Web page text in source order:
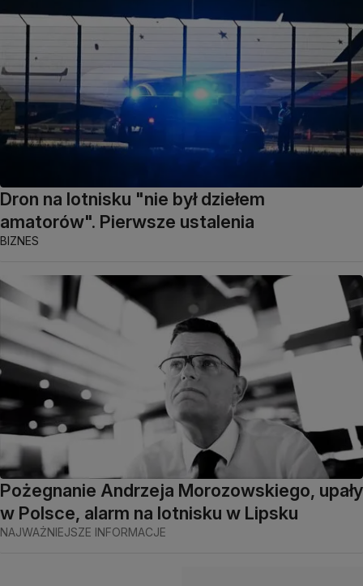
Dron na lotnisku "nie był dziełem
amatorów". Pierwsze ustalenia
BIZNES
Pożegnanie Andrzeja Morozowskiego, upały
w Polsce, alarm na lotnisku w Lipsku
NAJWAŻNIEJSZE INFORMACJE